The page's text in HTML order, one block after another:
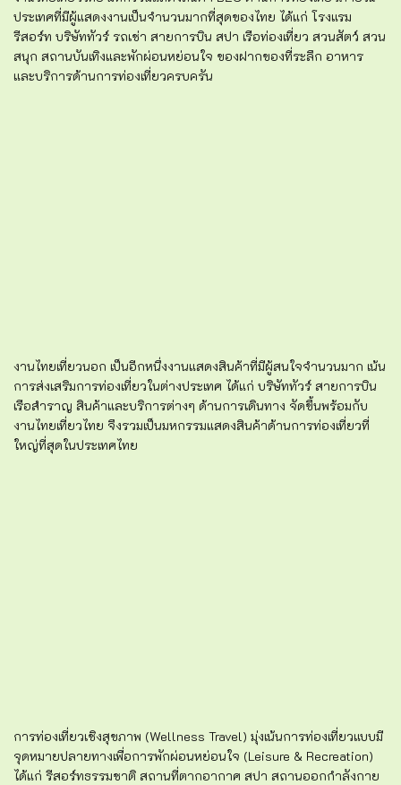
ประเทศที่มีผู้แสดงงานเป็นจำนวนมากที่สุดของไทย ได้แก่ โรงแรม
รีสอร์ท บริษัททัวร์ รถเช่า สายการบิน สปา เรือท่องเที่ยว สวนสัตว์ สวน
สนุก สถานบันเทิงและพักผ่อนหย่อนใจ ของฝากของที่ระลึก อาหาร
และบริการด้านการท่องเที่ยวครบครัน
งานไทยเที่ยวนอก เป็นอีกหนึ่งงานแสดงสินค้าที่มีผู้สนใจจำนวนมาก เน้น
การส่งเสริมการท่องเที่ยวในต่างประเทศ ได้แก่ บริษัททัวร์ สายการบิน
เรือสำราญ สินค้าและบริการต่างๆ ด้านการเดินทาง จัดขึ้นพร้อมกับ
งานไทยเที่ยวไทย จึงรวมเป็นมหกรรมแสดงสินค้าด้านการท่องเที่ยวที่
ใหญ่ที่สุดในประเทศไทย
การท่องเที่ยวเชิงสุขภาพ (Wellness Travel) มุ่งเน้นการท่องเที่ยวแบบมี
จุดหมายปลายทางเพื่อการพักผ่อนหย่อนใจ (Leisure & Recreation)
ได้แก่ รีสอร์ทธรรมชาติ สถานที่ตากอากาศ สปา สถานออกกำลังกาย